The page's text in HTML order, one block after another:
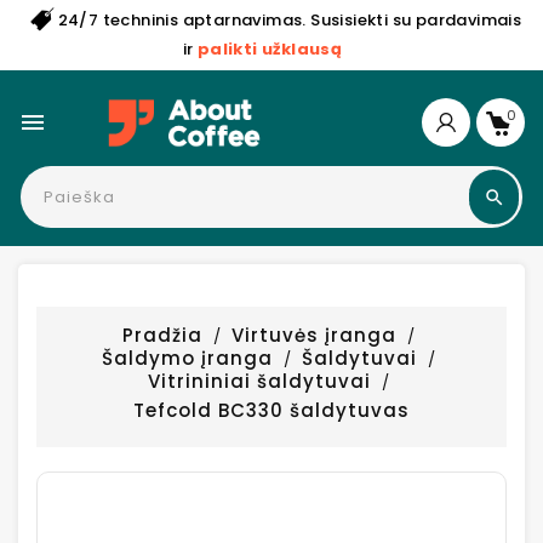
24/7 techninis aptarnavimas. Susisiekti su pardavimais
ir palikti užklausą
 0
Pradžia
Virtuvės įranga
Šaldymo įranga
Šaldytuvai
Vitrininiai šaldytuvai
Tefcold BC330 šaldytuvas